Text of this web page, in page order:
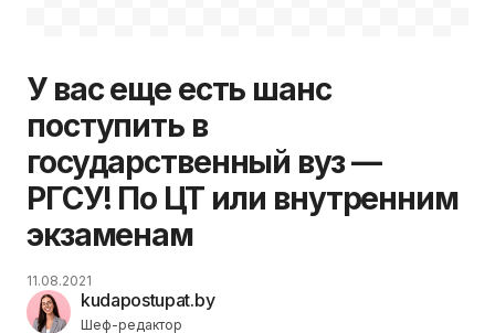
У вас еще есть шанс
поступить в
государственный вуз —
РГСУ! По ЦТ или внутренним
экзаменам
kudapostupat.by
Шеф-редактор
11.08.2021